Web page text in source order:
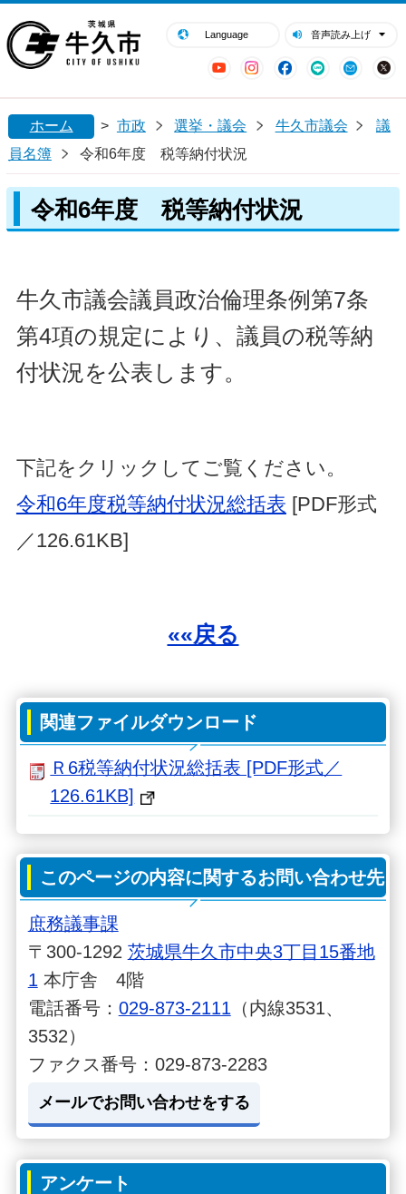
Language 音声読み上げ
YouTubeInstagram
Facebook
LINE Mail
閉じる
ホーム > 市政 選挙・議会 牛久市議会
議
員名簿
令和6年度 税等納付状況
令和6年度 税等納付状況
牛久市議会議員政治倫理条例第7条
第4項の規定により、議員の税等納
付状況を公表します。
下記をクリックしてご覧ください。
令和6年度税等納付状況総括表 [PDF形式
／126.61KB]
««戻る
関連ファイルダウンロード
Ｒ6税等納付状況総括表 [PDF形式／
126.61KB]
このページの内容に関するお問い合わせ先
庶務議事課
〒300-1292 茨城県牛久市中央3丁目15番地
1 本庁舎 4階
電話番号： 029-873-2111 （内線3531、
3532）
ファクス番号：029-873-2283
メールでお問い合わせをする
アンケート